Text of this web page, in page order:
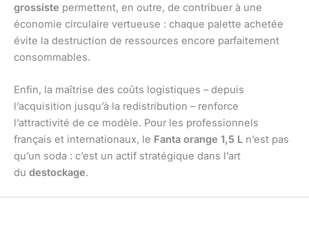
grossiste permettent, en outre, de contribuer à une
économie circulaire vertueuse : chaque palette achetée
évite la destruction de ressources encore parfaitement
consommables.
Enfin, la maîtrise des coûts logistiques – depuis
l’acquisition jusqu’à la redistribution – renforce
l’attractivité de ce modèle. Pour les professionnels
français et internationaux, le Fanta orange 1,5 L n’est pas
qu’un soda : c’est un actif stratégique dans l’art
du destockage.